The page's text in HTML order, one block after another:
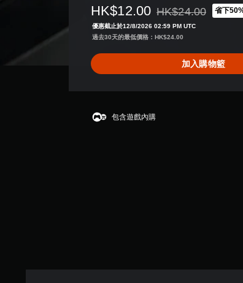
HK$12.00 折扣前原價為
HK$24.00 省下
優惠截止於12/8/2026 02:59 PM UTC
過去30天的最低價格：HK$24.00
加入購物籃
包含遊戲內購